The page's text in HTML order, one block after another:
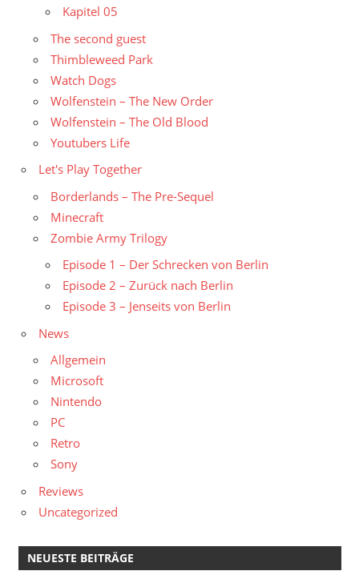
Kapitel 05
The second guest
Thimbleweed Park
Watch Dogs
Wolfenstein – The New Order
Wolfenstein – The Old Blood
Youtubers Life
Let's Play Together
Borderlands – The Pre-Sequel
Minecraft
Zombie Army Trilogy
Episode 1 – Der Schrecken von Berlin
Episode 2 – Zurück nach Berlin
Episode 3 – Jenseits von Berlin
News
Allgemein
Microsoft
Nintendo
PC
Retro
Sony
Reviews
Uncategorized
NEUESTE BEITRÄGE